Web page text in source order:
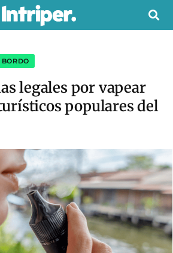
legales por vapear
populares del